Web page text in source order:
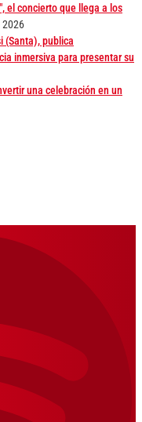
el concierto que llega a los
2026
(Santa), publica
inmersiva para presentar su
una celebración en un